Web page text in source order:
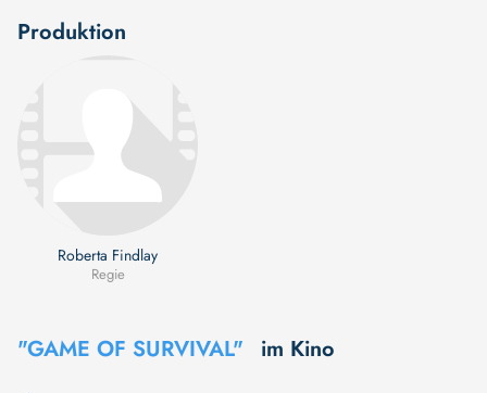
Produktion
Roberta Findlay
Regie
"GAME OF SURVIVAL" im Kino